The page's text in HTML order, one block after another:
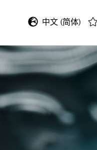
中文 (简体)
Deutsch
Français
Español
日本語
한국어
中文 (繁體)